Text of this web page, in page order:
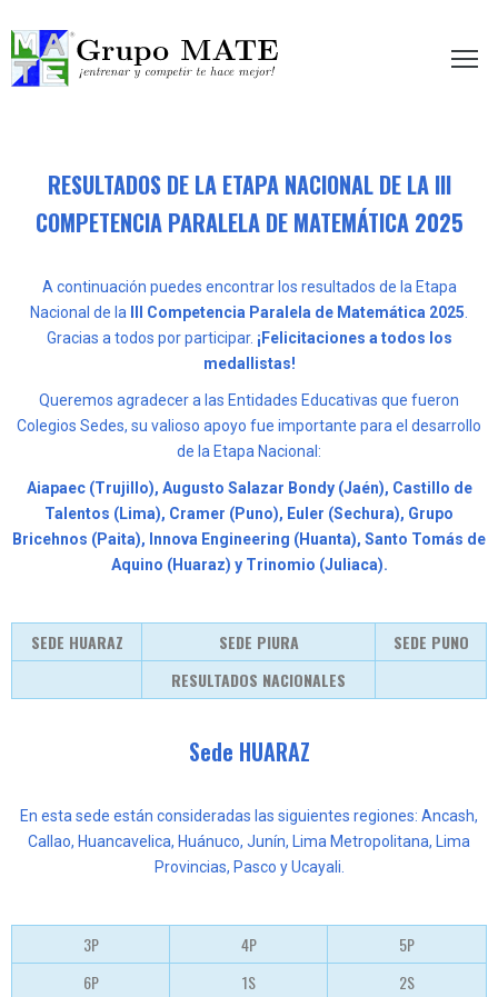
te hace mejor!
RESULTADOS DE LA ETAPA NACIONAL DE LA III
COMPETENCIA PARALELA DE MATEMÁTICA 2025
A continuación puedes encontrar los resultados de la Etapa
Nacional de la III Competencia Paralela de Matemática 2025.
Gracias a todos por participar. ¡Felicitaciones a todos los
medallistas!
Queremos agradecer a las Entidades Educativas que fueron
Colegios Sedes, su valioso apoyo fue importante para el desarrollo
de la Etapa Nacional:
Aiapaec (Trujillo), Augusto Salazar Bondy (Jaén), Castillo de
Talentos (Lima), Cramer (Puno), Euler (Sechura), Grupo
Bricehnos (Paita), Innova Engineering (Huanta), Santo Tomás de
Aquino (Huaraz) y Trinomio (Juliaca).
SEDE HUARAZ SEDE PIURA
SEDE PUNO
RESULTADOS NACIONALES
Sede HUARAZ
En esta sede están consideradas las siguientes regiones: Ancash,
Callao, Huancavelica, Huánuco, Junín, Lima Metropolitana, Lima
Provincias, Pasco y Ucayali.
3P 4P
5P
6P
1S
2S